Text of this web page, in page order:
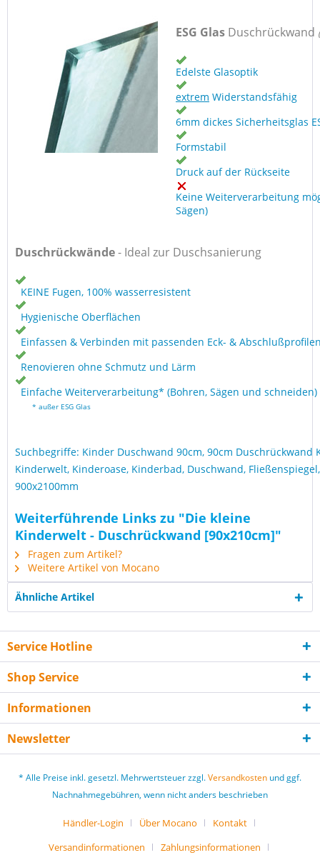
ESG Glas Duschrückwand
Edelste Glasoptik
extrem Widerstandsfähig
6mm dickes Sicherheitsglas
Formstabil
Druck auf der Rückseite
Keine Weiterverarbeitung
Sägen)
Duschrückwände- Ideal zur Duschsanierung
KEINE Fugen, 100% wasserresistent
Hygienische Oberflächen
Einfassen & Verbinden mit passenden Eck- &
Renovieren ohne Schmutz und Lärm
Einfache Weiterverarbeitung* (Bohren, Sägen und schneiden)
* außer ESG Glas
Suchbegriffe: Kinder Duschwand 90cm, 90cm Duschrückwand
Kinderwelt, Kinderoase, Kinderbad, Duschwand,
900x2100mm
Weiterführende Links zu "Die kleine
Kinderwelt - Duschrückwand [90x210cm]"
Fragen zum Artikel?
Weitere Artikel von Mocano
Ähnliche Artikel
Service Hotline
Shop Service
Informationen
Newsletter
* Alle Preise inkl. gesetzl. Mehrwertsteuer zzgl.Versandkosten und ggf.
Nachnahmegebühren, wenn nicht anders beschrieben
Händler-Login Über Mocano
Kontakt
Versandinformationen
Zahlungsinformationen